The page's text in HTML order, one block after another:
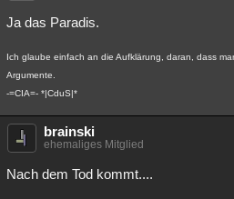
Besucht Teilgenommen
Lesenswert Schlüsselwörter
Ja das Paradis.
Ich glaube einfach an die Aufklärung, daran, dass
Argumente.
-=CIA=- *|CduS|*
brainski
ehemaliges Mitglied
Nach dem Tod kommt....